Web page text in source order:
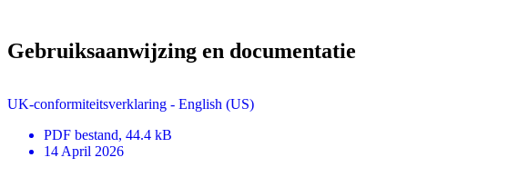
Gebruiksaanwijzing en documentatie
UK-conformiteitsverklaring - English (US)
PDF bestand, 44.4 kB
14 April 2026